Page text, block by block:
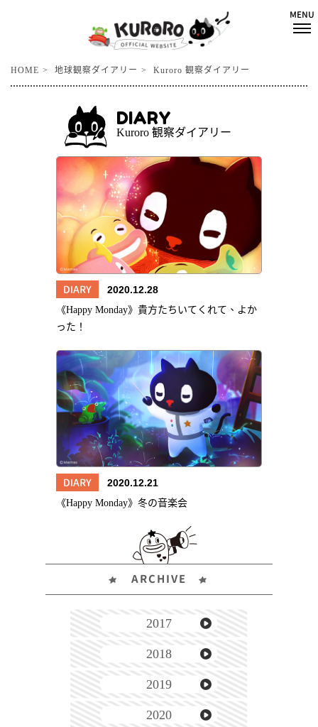
HOME 地球観察ダイアリー Kuroro 観察ダイアリー
DIARY
Kuroro 観察ダイアリー
DIARY 2020.12.28
《Happy Monday》貴方たちいてくれて、よか
った！
DIARY 2020.12.21
《Happy Monday》冬の音楽会
ARCHIVE
2017
2018
2019
2020